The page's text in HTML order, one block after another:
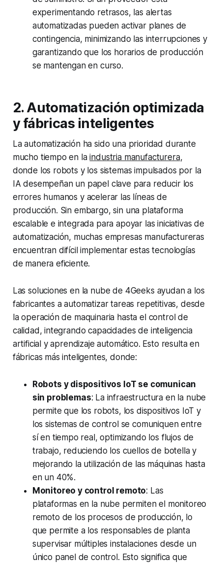
experimentando retrasos, las alertas
automatizadas pueden activar planes de
contingencia, minimizando las interrupciones y
garantizando que los horarios de producción
se mantengan en curso.
2. Automatización optimizada
y fábricas inteligentes
La automatización ha sido una prioridad durante
mucho tiempo en laindustria manufacturera,
donde los robots y los sistemas impulsados por la
IA desempeñan un papel clave para reducir los
errores humanos y acelerar las líneas de
producción. Sin embargo, sin una plataforma
escalable e integrada para apoyar las iniciativas de
automatización, muchas empresas manufactureras
encuentran difícil implementar estas tecnologías
de manera eficiente.
Las soluciones en la nube de 4Geeks ayudan a los
fabricantes a automatizar tareas repetitivas, desde
la operación de maquinaria hasta el control de
calidad, integrando capacidades de inteligencia
artificial y aprendizaje automático. Esto resulta en
fábricas más inteligentes, donde:
Robots y dispositivos IoT se comunican
sin problemas: La infraestructura en la nube
permite que los robots, los dispositivos IoT y
los sistemas de control se comuniquen entre
sí en tiempo real, optimizando los flujos de
trabajo, reduciendo los cuellos de botella y
mejorando la utilización de las máquinas hasta
en un 40%.
Monitoreo y control remoto: Las
plataformas en la nube permiten el monitoreo
remoto de los procesos de producción, lo
que permite a los responsables de planta
supervisar múltiples instalaciones desde un
único panel de control. Esto significa que